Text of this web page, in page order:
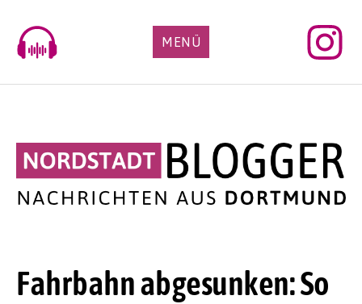
content
MENÜ
Fahrbahn abgesunken: So